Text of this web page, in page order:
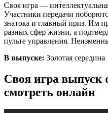
Своя игра —
Участники передачи
знатока и главный приз. Им
разных сфер жизни, а
пульте управления.
В выпуске: Золотая середина
Своя игра выпуск
смотреть онлайн